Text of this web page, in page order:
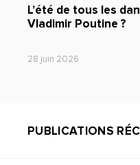
L’été de tous les
Vladimir Poutine ?
28 juin 2026
PUBLICATIONS